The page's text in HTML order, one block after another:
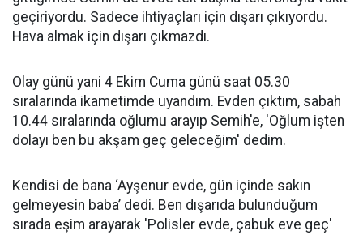
geçiriyordu. Sadece ihtiyaçları için dışarı çıkıyordu.
Hava almak için dışarı çıkmazdı.
Olay günü yani 4 Ekim Cuma günü saat 05.30
sıralarında ikametimde uyandım. Evden çıktım, sabah
10.44 sıralarında oğlumu arayıp Semih'e, 'Oğlum işten
dolayı ben bu akşam geç geleceğim' dedim.
Kendisi de bana ‘Ayşenur evde, gün içinde sakın
gelmeyesin baba’ dedi. Ben dışarıda bulunduğum
sırada eşim arayarak 'Polisler evde, çabuk eve geç'